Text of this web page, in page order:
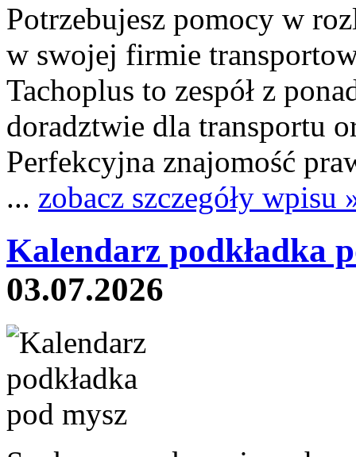
Potrzebujesz pomocy w
w swojej firmie
Tachoplus to zespół z
doradztwie dla transportu
Perfekcyjna znajomość
... zobacz szczegóły wpisu
Kalendarz podkładka
03.07.2026